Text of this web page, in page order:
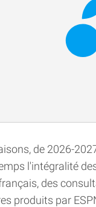
de 2026-
l'intégralité
des
produits par